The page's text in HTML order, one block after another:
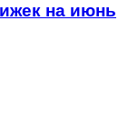
на июнь